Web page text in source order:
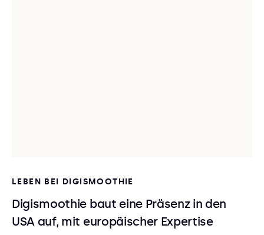
LEBEN BEI DIGISMOOTHIE
Digismoothie baut eine Präsenz in den
USA auf, mit europäischer Expertise